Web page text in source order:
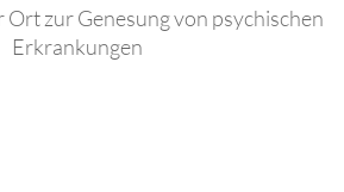
Ort zur Genesung von psychischen
Erkrankungen